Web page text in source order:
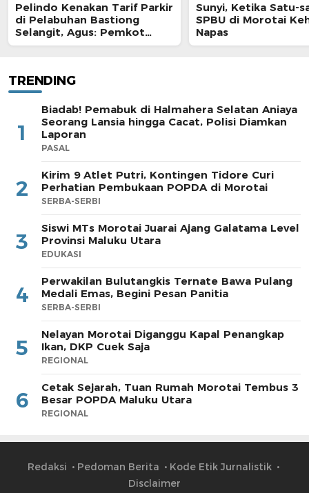
Pelindo Kenakan Tarif Parkir
di Pelabuhan Bastiong
Selangit, Agus: Pemkot
Harus Ambil Alih
Sunyi, Ketika Satu-
SPBU di Morotai
Napas
TRENDING
1
Biadab! Pemabuk di Halmahera Selatan Aniaya
Seorang Lansia hingga Cacat, Polisi Diamkan
Laporan
PASAL
2
Kirim 9 Atlet Putri, Kontingen Tidore Curi
Perhatian Pembukaan POPDA di Morotai
SERBA-SERBI
3
Siswi MTs Morotai Juarai Ajang Galatama Level
Provinsi Maluku Utara
EDUKASI
4
Perwakilan Bulutangkis Ternate Bawa Pulang
Medali Emas, Begini Pesan Panitia
SERBA-SERBI
5
Nelayan Morotai Diganggu Kapal Penangkap
Ikan, DKP Cuek Saja
REGIONAL
6
Cetak Sejarah, Tuan Rumah Morotai Tembus 3
Besar POPDA Maluku Utara
REGIONAL
Redaksi Pedoman Berita
Kode Etik Jurnalistik
Disclaimer